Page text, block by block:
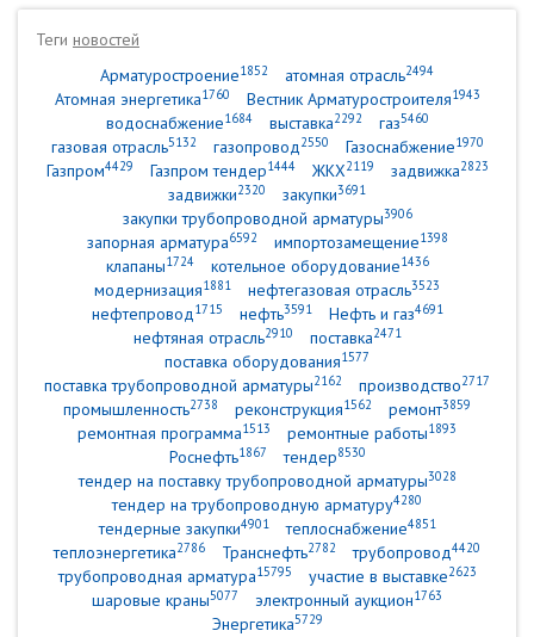
Теги новостей
Арматуростроение1852 атомная отрасль2494
Атомная энергетика1760 Вестник Арматуростроителя1943
водоснабжение1684 выставка2292 газ5460
газовая отрасль5132 газопровод2550 Газоснабжение1970
Газпром4429 Газпром тендер1444 ЖКХ2119 задвижка2823
задвижки2320 закупки3691
закупки трубопроводной арматуры3906
запорная арматура6592 импортозамещение1398
клапаны1724 котельное оборудование1436
модернизация1881 нефтегазовая отрасль3523
нефтепровод1715 нефть3591 Нефть и газ4691
нефтяная отрасль2910 поставка2471
поставка оборудования1577
поставка трубопроводной арматуры2162 производство2717
промышленность2738 реконструкция1562 ремонт3859
ремонтная программа1513 ремонтные работы1893
Роснефть1867 тендер8530
тендер на поставку трубопроводной арматуры3028
тендер на трубопроводную арматуру4280
тендерные закупки4901 теплоснабжение4851
теплоэнергетика2786 Транснефть2782 трубопровод4420
трубопроводная арматура15795 участие в выставке2623
шаровые краны5077 электронный аукцион1763
Энергетика5729